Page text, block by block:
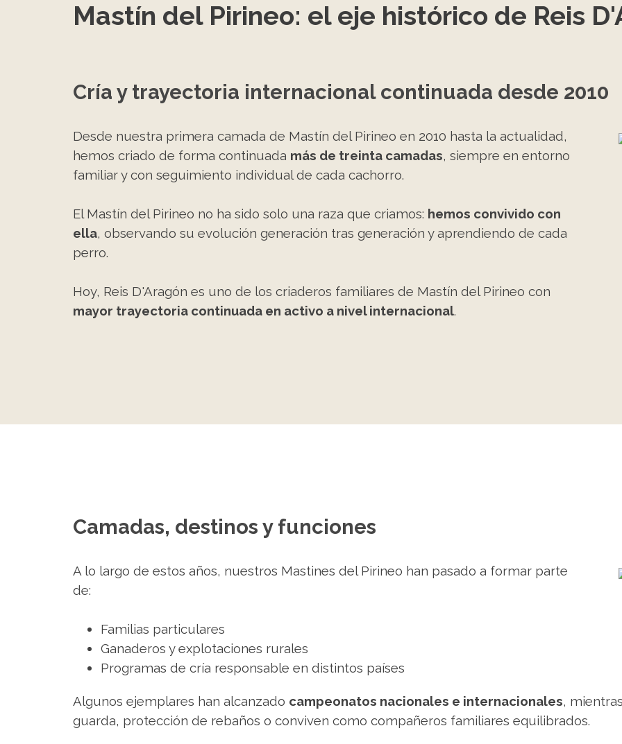
Mastín del Pirineo: el eje histórico de Reis
Cría y trayectoria internacional continuada desde 2010
Desde nuestra primera camada de Mastín del Pirineo en 2010 hasta la actualidad,
hemos criado de forma continuada más de treinta camadas, siempre en entorno
familiar y con seguimiento individual de cada cachorro.
El Mastín del Pirineo no ha sido solo una raza que criamos: hemos convivido con
ella, observando su evolución generación tras generación y aprendiendo de cada
perro.
Hoy, Reis D'Aragón es uno de los criaderos familiares de Mastín del Pirineo con
mayor trayectoria continuada en activo a nivel internacional.
Camadas, destinos y funciones
A lo largo de estos años, nuestros Mastines del Pirineo han pasado a formar parte
de:
Familias particulares
Ganaderos y explotaciones rurales
Programas de cría responsable en distintos países
Algunos ejemplares han alcanzado campeonatos nacionales e internacionales,
guarda, protección de rebaños o conviven como compañeros familiares equilibrados.